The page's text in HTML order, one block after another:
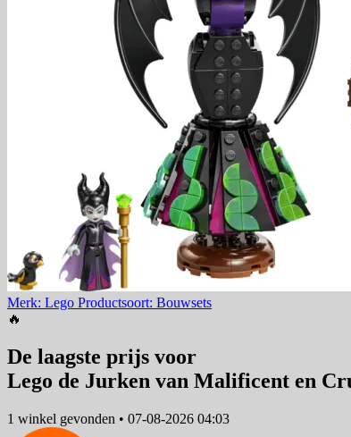
Merk: Lego Productsoort: Bouwsets
🔥
De laagste prijs voor
Lego de Jurken van Malificent en
1 winkel gevonden • 07-08-2026 04:03